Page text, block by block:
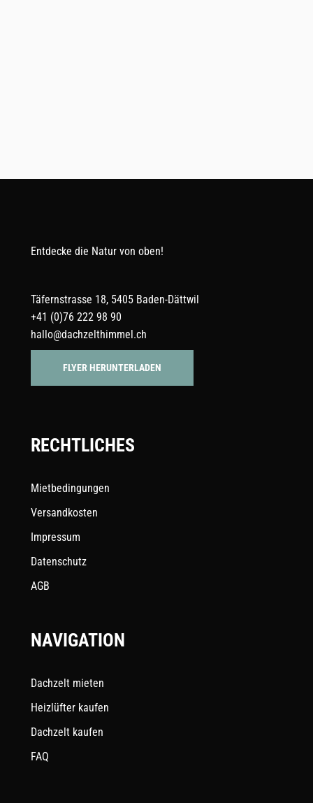
Entdecke die Natur von oben!
Täfernstrasse 18, 5405 Baden-Dättwil
+41 (0)76 222 98 90
hallo@dachzelthimmel.ch
FLYER HERUNTERLADEN
RECHTLICHES
Mietbedingungen
Versandkosten
Impressum
Datenschutz
AGB
NAVIGATION
Dachzelt mieten
Heizlüfter kaufen
Dachzelt kaufen
FAQ